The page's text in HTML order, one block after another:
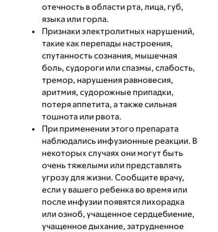
отечность в области рта, лица, губ,
языка или горла.
Признаки электролитных нарушений,
такие как перепады настроения,
спутанность сознания, мышечная
боль, судороги или спазмы, слабость,
тремор, нарушения равновесия,
аритмия, судорожные припадки,
потеря аппетита, а также сильная
тошнота или рвота.
При применении этого препарата
наблюдались инфузионные реакции. В
некоторых случаях они могут быть
очень тяжелыми или представлять
угрозу для жизни. Сообщите врачу,
если у вашего ребенка во время или
после инфузии появятся лихорадка
или озноб, учащенное сердцебиение,
учащенное дыхание, затрудненное